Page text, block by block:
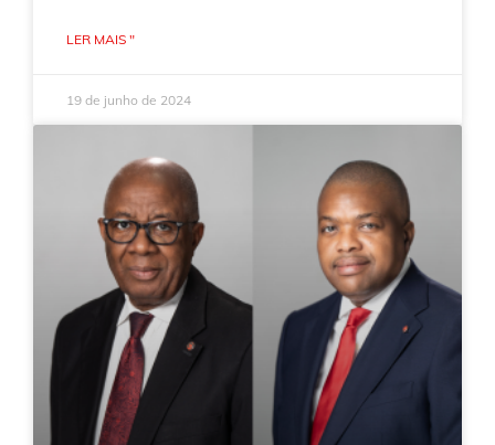
LER MAIS "
19 de junho de 2024